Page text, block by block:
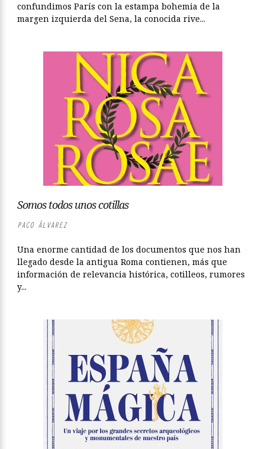
confundimos París con la estampa bohemia de la
margen izquierda del Sena, la conocida rive...
Somos todos unos cotillas
PACO ÁLVAREZ
Una enorme cantidad de los documentos que nos han
llegado desde la antigua Roma contienen, más que
información de relevancia histórica, cotilleos, rumores
y...